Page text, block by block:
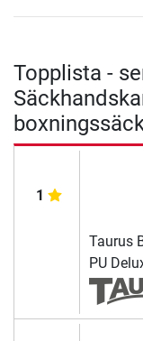
Topplista -
1
Taurus
PU